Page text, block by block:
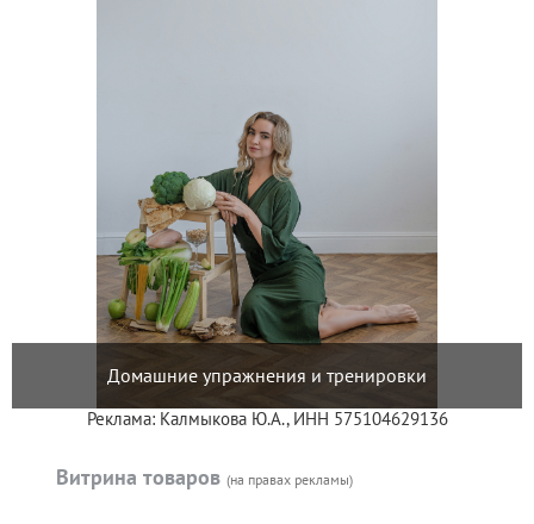
Домашние упражнения и тренировки
Реклама: Калмыкова Ю.А., ИНН 575104629136
Витрина товаров (на правах рекламы)